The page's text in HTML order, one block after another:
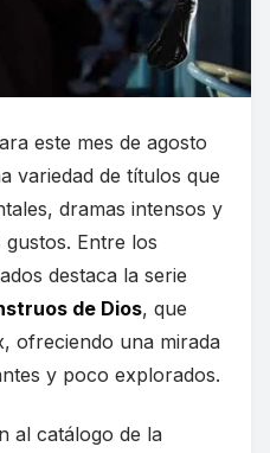
este mes de agosto
variedad de títulos que
dramas intensos y
Entre los
destaca la serie
de Dios, que
ofreciendo una mirada
y poco explorados.
al catálogo de la